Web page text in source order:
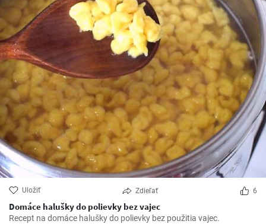
Uložiť Zdieľať 6
Domáce halušky do polievky bez vajec
Recept na domáce halušky do polievky bez použitia vajec.